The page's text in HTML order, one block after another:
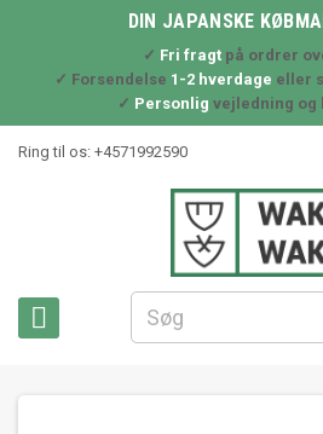
DIN JAPANSKE
✓ Fri fragtpå ordrer
✓ Forsendelse 1-2 hverdage eller
✓ Personlig vejledning og
Ring til os: +4571992590
